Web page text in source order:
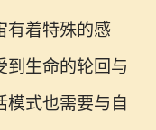
有着特殊的感
到生命的轮回与
式也需要与自